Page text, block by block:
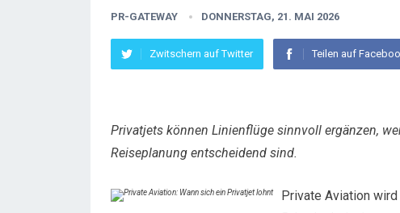
PR-GATEWAY DONNERSTAG, 21. MAI 2026
Zwitschern auf Twitter Teilen auf
Privatjets können Linienflüge sinnvoll ergänzen,
Reiseplanung entscheidend sind.
Private Aviation